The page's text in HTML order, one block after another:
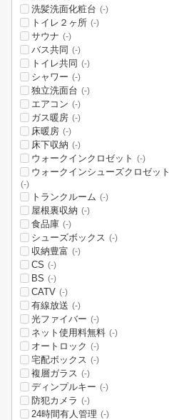
洗髪洗面化粧台 (-)
トイレ２ヶ所 (-)
サウナ (-)
バス共同 (-)
トイレ共同 (-)
シャワー (-)
独立洗面台 (-)
エアコン (-)
ガス暖房 (-)
床暖房 (-)
床下収納 (-)
ウォークインクロゼット (-)
ウォークインシューズクロゼット
(-)
トランクルーム (-)
屋根裏収納 (-)
食品庫 (-)
シューズボックス (-)
収納豊富 (-)
CS (-)
BS (-)
CATV (-)
有線放送 (-)
光ファイバー (-)
ネット使用料無料 (-)
オートロック (-)
宅配ボックス (-)
複層ガラス (-)
ディンプルキー (-)
防犯カメラ (-)
24時間有人管理 (-)